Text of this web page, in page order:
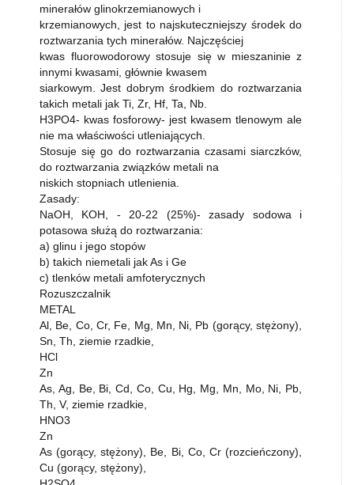
minerałów glinokrzemianowych i
krzemianowych, jest to najskuteczniejszy środek do
roztwarzania tych minerałów. Najczęściej
kwas fluorowodorowy stosuje się w mieszaninie z
innymi kwasami, głównie kwasem
siarkowym. Jest dobrym środkiem do roztwarzania
takich metali jak Ti, Zr, Hf, Ta, Nb.
H3PO4- kwas fosforowy- jest kwasem tlenowym ale
nie ma właściwości utleniających.
Stosuje się go do roztwarzania czasami siarczków,
do roztwarzania związków metali na
niskich stopniach utlenienia.
Zasady:
NaOH, KOH, - 20-22 (25%)- zasady sodowa i
potasowa służą do roztwarzania:
a) glinu i jego stopów
b) takich niemetali jak As i Ge
c) tlenków metali amfoterycznych
Rozuszczalnik
METAL
Al, Be, Co, Cr, Fe, Mg, Mn, Ni, Pb (gorący, stężony),
Sn, Th, ziemie rzadkie,
HCl
Zn
As, Ag, Be, Bi, Cd, Co, Cu, Hg, Mg, Mn, Mo, Ni, Pb,
Th, V, ziemie rzadkie,
HNO3
Zn
As (gorący, stężony), Be, Bi, Co, Cr (rozcieńczony),
Cu (gorący, stężony),